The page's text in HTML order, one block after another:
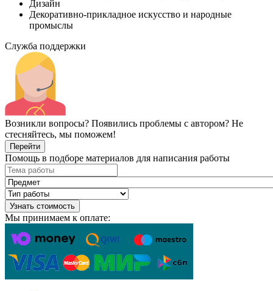
Дизайн
Декоративно-прикладное искусство и народные
промыслы
Служба поддержки
Возникли вопросы? Появились проблемы с автором? Не
стесняйтесь, мы поможем!
Перейти
Помощь в подборе материалов для написания работы
Узнать стоимость
Мы принимаем к оплате: